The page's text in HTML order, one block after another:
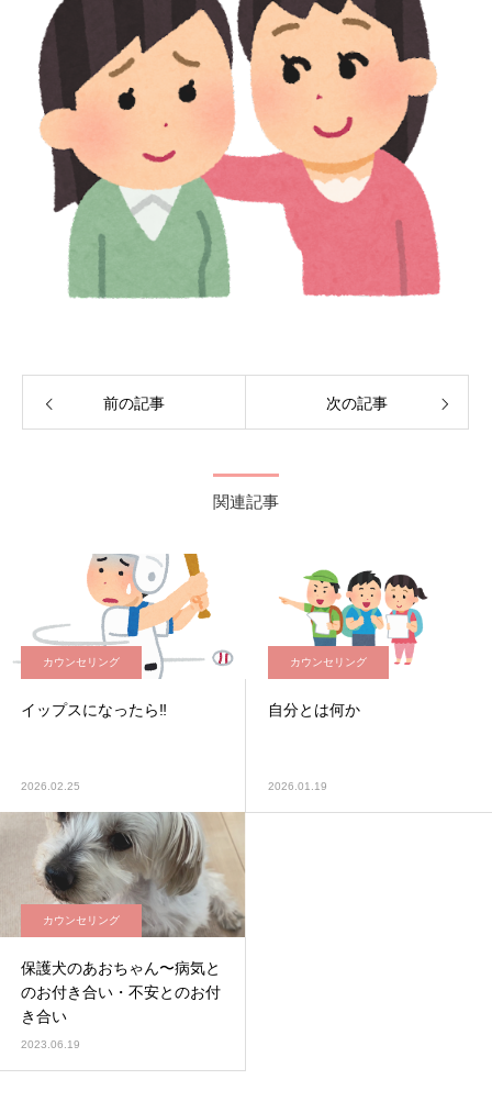
前の記事 次の記事
関連記事
カウンセリング
イップスになったら‼️
2026.02.25
カウンセリング
自分とは何か
2026.01.19
カウンセリング
保護犬のあおちゃん〜病気と
のお付き合い・不安とのお付
き合い
2023.06.19